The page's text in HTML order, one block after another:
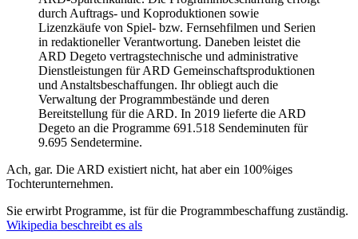
durch Auftrags- und Koproduktionen sowie
Lizenzkäufe von Spiel- bzw. Fernsehfilmen und Serien
in redaktioneller Verantwortung. Daneben leistet die
ARD Degeto vertragstechnische und administrative
Dienstleistungen für ARD Gemeinschaftsproduktionen
und Anstaltsbeschaffungen. Ihr obliegt auch die
Verwaltung der Programmbestände und deren
Bereitstellung für die ARD. In 2019 lieferte die ARD
Degeto an die Programme 691.518 Sendeminuten für
9.695 Sendetermine.
Ach, gar. Die ARD existiert nicht, hat aber ein 100%iges
Tochterunternehmen.
Sie erwirbt Programme, ist für die Programmbeschaffung zuständig.
Wikipedia beschreibt es als